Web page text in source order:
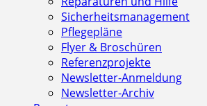
Sicherheitsmanagement
Pflegepläne
Flyer & Broschüren
Referenzprojekte
Newsletter-Anmeldung
Newsletter-Archiv